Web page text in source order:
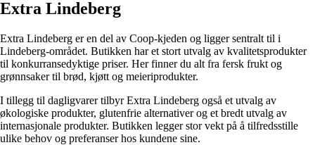
Extra Lindeberg
Extra Lindeberg er en del av Coop-kjeden og ligger sentralt til i
Lindeberg-området. Butikken har et stort utvalg av kvalitetsprodukter
til konkurransedyktige priser. Her finner du alt fra fersk frukt og
grønnsaker til brød, kjøtt og meieriprodukter.
I tillegg til dagligvarer tilbyr Extra Lindeberg også et utvalg av
økologiske produkter, glutenfrie alternativer og et bredt utvalg av
internasjonale produkter. Butikken legger stor vekt på å tilfredsstille
ulike behov og preferanser hos kundene sine.